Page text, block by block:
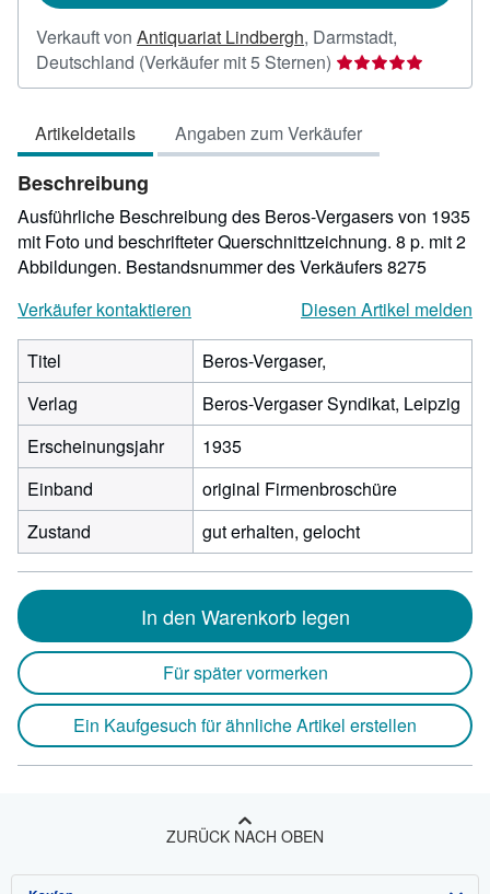
Verkauft von Antiquariat Lindbergh, Darmstadt,
Deutschland (Verkäufer mit 5 Sternen) Verkäuferbewertung
5
5
Sternen
Artikeldetails Angaben zum Verkäufer
Beschreibung
Ausführliche Beschreibung des Beros-Vergasers von 1935
mit Foto und beschrifteter Querschnittzeichnung. 8 p. mit 2
Abbildungen. Bestandsnummer des Verkäufers 8275
Verkäufer kontaktieren
Diesen Artikel melden
Titel
Beros-Vergaser,
Verlag
Beros-Vergaser Syndikat, Leipzig
Erscheinungsjahr
1935
Einband
original Firmenbroschüre
Zustand
gut erhalten, gelocht
In den Warenkorb legen
Für später vormerken
Ein Kaufgesuch für ähnliche Artikel erstellen
ZURÜCK NACH OBEN